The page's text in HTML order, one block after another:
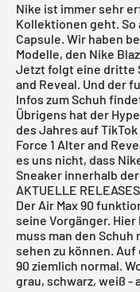
Nike ist immer sehr
Kollektionen geht. So
Capsule. Wir haben
Modelle, den Nike
Jetzt folgt eine dritte
and Reveal. Und der
Infos zum Schuh
Übrigens hat der
des Jahres auf
Force 1 Alter and
es uns nicht, dass
Sneaker innerhalb
AKTUELLE
Der Air Max 90
seine Vorgänger.
muss man den
sehen zu können.
90 ziemlich normal.
grau, schwarz, weiß -